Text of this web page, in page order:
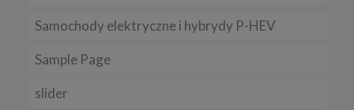
Samochody elektryczne i hybrydy P-HEV
Sample Page
slider